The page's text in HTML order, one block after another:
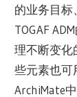
的业务目
TOGAF
理不断变化
些元素也可
ArchiMate